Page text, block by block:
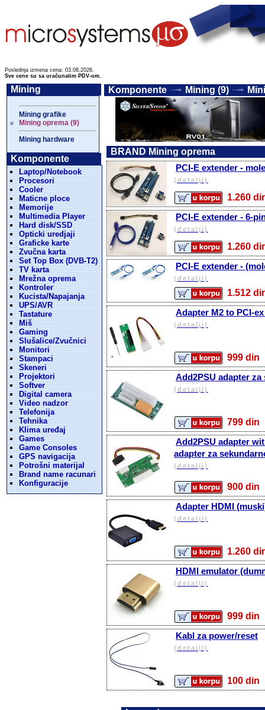
Poslednja izmena cena: 03.08.2026.
Sve cene su sa uračunatim PDV-om.
Mining
Mining grafike
Mining oprema (9)
Mining hardware
Komponente
Laptop/Notebook
Procesori
Cooler
Maticne ploce
Memorije
Multimedia Player
Hard disk/SSD
Opticki uredjaji
Graficke karte
Zvučna karta
Set Top Box (DVB-T2)
TV karta
Mrežna oprema
Kontroler
Kucista/Napajanja
UPS/AVR
Tastature
Miš
Gaming
Slušalice/Zvučnici
Monitori
Stampaci
Skeneri
Projektori
Softver
Digital camera
Video nadzor
Telefonija
Tehnika
Klima uređaj
Games
Game Consoles
GPS navigacija
Potrošni materijal
Brand name racunari
Konfiguracije
Komponente Mining (9)
BRAND Mining oprema
PCI-E extender -
(detalji)
1.260
PCI-E extender - 6-
(detalji)
1.260
PCI-E extender -
(detalji)
1.512
Adapter M2 to PCI-
(detalji)
999
Add2PSU adapter
(detalji)
799
Add2PSU adapter
adapter za
(detalji)
900
Adapter HDMI
(detalji)
1.260
HDMI emulator
(detalji)
999
Kabl za power/reset
(detalji)
100